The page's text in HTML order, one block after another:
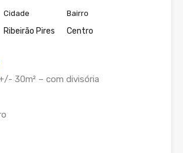
Cidade
Ribeirão Pires
Bairro
Centro
30m² – com divisória